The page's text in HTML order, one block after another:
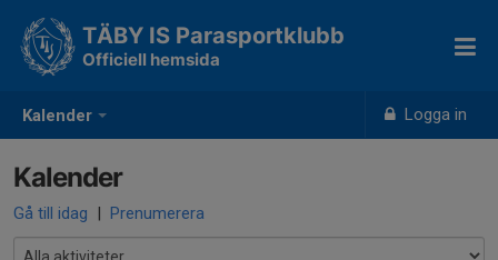
Kalender Logga in
TÄBY IS Parasportklubb
Officiell hemsida
Kalender
Gå till idag | Prenumerera